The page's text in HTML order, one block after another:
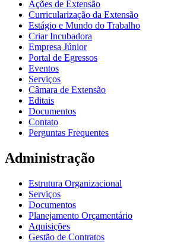
Ações de Extensão
Curricularização da Extensão
Estágio e Mundo do Trabalho
Criar Incubadora
Empresa Júnior
Portal de Egressos
Eventos
Serviços
Câmara de Extensão
Editais
Documentos
Contato
Perguntas Frequentes
Administração
Estrutura Organizacional
Serviços
Documentos
Planejamento Orçamentário
Aquisições
Gestão de Contratos